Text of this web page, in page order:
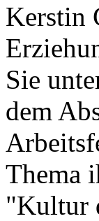
Kerstin
Sie
dem
Thema
"Kultur